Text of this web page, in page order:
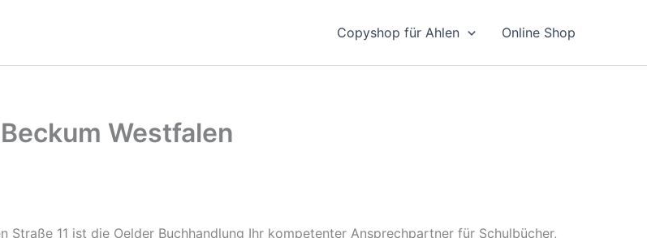
Copyshop für Ahlen Online Shop
Westfalen
Straße 11 ist die Oelder Buchhandlung Ihr kompetenter Ansprechpartner für Schulbücher,